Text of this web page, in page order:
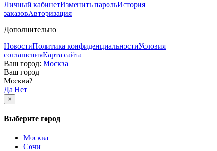
Личный кабинетИзменить парольИстория
заказовАвторизация
Дополнительно
НовостиПолитика конфиденциальностиУсловия
соглашенияКарта сайта
Ваш город: Москва
Ваш город
Москва?
Да Нет
×
Выберите город
Москва
Сочи